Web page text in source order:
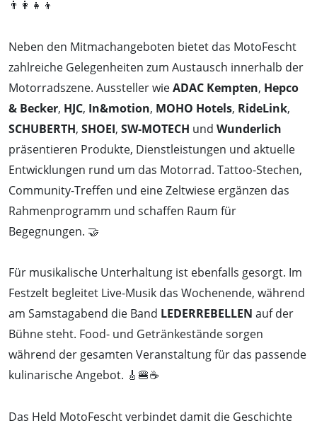
👨‍👩‍👧‍👦
Neben den Mitmachangeboten bietet das MotoFescht
zahlreiche Gelegenheiten zum Austausch innerhalb der
Motorradszene. Aussteller wieADAC Kempten, Hepco
& Becker, HJC, In&motion, MOHO Hotels, RideLink,
SCHUBERTH, SHOEI, SW-MOTECH und Wunderlich
präsentieren Produkte, Dienstleistungen und aktuelle
Entwicklungen rund um das Motorrad. Tattoo-Stechen,
Community-Treffen und eine Zeltwiese ergänzen das
Rahmenprogramm und schaffen Raum für
Begegnungen. 🤝
Für musikalische Unterhaltung ist ebenfalls gesorgt. Im
Festzelt begleitet Live-Musik das Wochenende, während
am Samstagabend die Band LEDERREBELLEN auf der
Bühne steht. Food- und Getränkestände sorgen
während der gesamten Veranstaltung für das passende
kulinarische Angebot. 🎸🍔☕
Das Held MotoFescht verbindet damit die Geschichte